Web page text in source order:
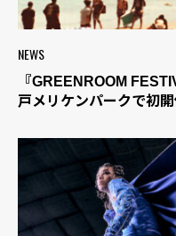
NEWS
『GREENROOM
戸メリケンパークで初